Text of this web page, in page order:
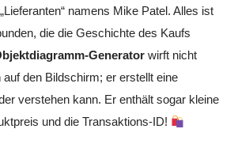
namens Mike Patel. Alles ist
die die Geschichte des Kaufs
Generator wirft nicht
den Bildschirm; er erstellt eine
verstehen kann. Er enthält sogar kleine
und die Transaktions-ID!